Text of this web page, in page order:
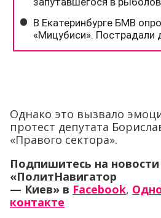
Однако это вызвало
протест депутата
«Правого сектора».
Подпишитесь на новости
«ПолитНавигатор
— Киев» в Facebook,
контакте